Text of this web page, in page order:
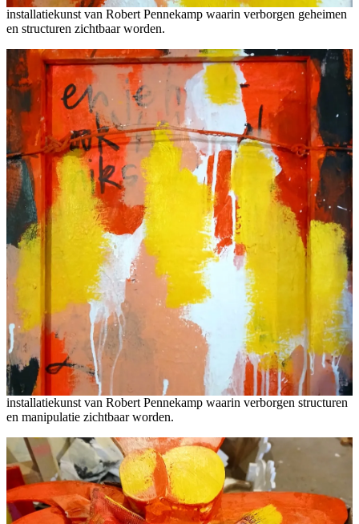
installatiekunst van Robert Pennekamp waarin verborgen geheimen
en structuren zichtbaar worden.
installatiekunst van Robert Pennekamp waarin verborgen structuren
en manipulatie zichtbaar worden.